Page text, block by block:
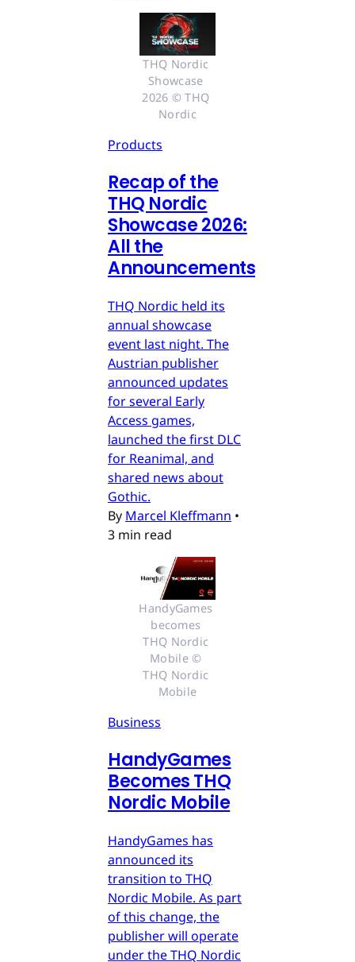
THQ Nordic
Showcase
2026 © THQ
Nordic
Products
Recap of the
THQ Nordic
Showcase 2026:
All the
Announcements
THQ Nordic held its
annual showcase
event last night. The
Austrian publisher
announced updates
for several Early
Access games,
launched the first DLC
for Reanimal, and
shared news about
Gothic.
By Marcel Kleffmann •
3 min read
HandyGames
becomes
THQ Nordic
Mobile ©
THQ Nordic
Mobile
Business
HandyGames
Becomes THQ
Nordic Mobile
HandyGames has
announced its
transition to THQ
Nordic Mobile. As part
of this change, the
publisher will operate
under the THQ Nordic